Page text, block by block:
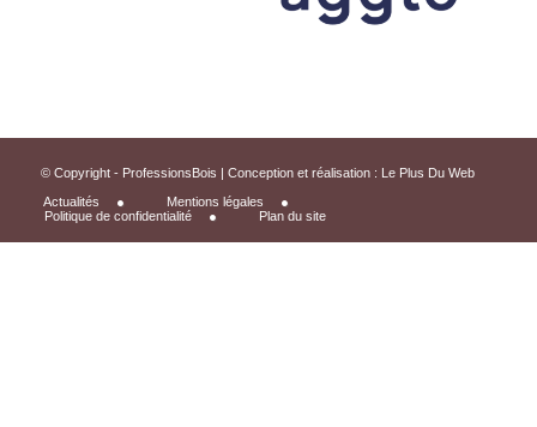
© Copyright - ProfessionsBois | Conception et réalisation : Le Plus Du Web
Actualités
Mentions légales
Politique de confidentialité
Plan du site